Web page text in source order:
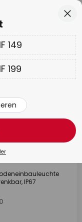
auf fast alles
IP67
149
199